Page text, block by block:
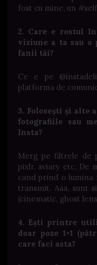
fost cu mine, un
2. Care e rostul
viziune a ta sau o
fanii tăi?
Ce e pe
platforma de
3. Folosești și
fotografiile sau
Insta?
Merg pe filtrele de
pixlr, aviary etc. De
cand prind o lumina
transmit. Aaa, sunt
(cinematic, ghost
4. Ești printre
doar poze 1×1
care faci asta?